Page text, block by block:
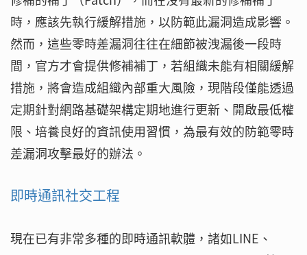
時，應該先執行緩解措施，以防範此漏洞造成影響。
然而，這些零時差漏洞往往在細節被洩漏後一段時
間，官方才會提供修補補丁，若組織未能有相關緩解
措施，將會造成組織內部重大風險，現階段僅能透過
定期針對網路基礎架構定期地進行更新、開啟最低權
限、培養良好的資訊使用習慣，為最有效的防範零時
差漏洞攻擊最好的辦法。
即時通訊社交工程
現在已有非常多種的即時通訊軟體，諸如LINE、